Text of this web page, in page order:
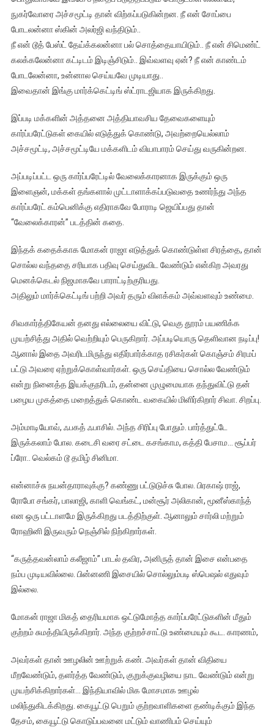
நுகர்வோரை அச்சமூட்டி தான் விற்கப்படுகின்றன. நீ என் சோப்பை
போடலன்னா ஸ்கின் அலர்ஜி வந்திடும்..
நீ என் டூத் பேஸ்ட் தேய்க்கலன்னா பல் சொத்தையாயிடும்.. நீ என் சிமெண்ட்
கலக்கலேன்னா கட்டிடம் இடிஞ்சிடும்.. இவ்வளவு ஏன்? நீ என் காண்டம்
போடலேன்னா, உன்னால செய்யவே முடியாது..
இவைதான் இங்கு மார்க்கெட்டிங் ஸ்ட்ராடஜியாக இருக்கிறது.
இப்படி மக்களின் அத்தனை அத்தியாவசிய தேவைகளையும்
கார்ப்பரேட்டுகள் கையில் எடுத்துக் கொண்டு, அவற்றையெல்லாம்
அச்சமூட்டி, அச்சமூட்டியே மக்களிடம் வியாபாரம் செய்து வருகின்றன.
அப்படிப்பட்ட ஒரு கார்ப்பரேட்டில் வேலைக்காரனாக இருக்கும் ஒரு
இளைஞன், மக்கள் தங்களால் முட்டாளாக்கப்படுவதை உணர்ந்து அந்த
கார்ப்பரேட் கம்பெனிக்கு எதிராகவே போராடி ஜெயிப்பது தான்
“வேலைக்காரன்” படத்தின் கதை.
இந்தக் கதைக்காக மோகன் ராஜா எடுத்துக் கொண்டுள்ள சிரத்தை, தான்
சொல்ல வந்ததை சரியாக பதிவு செய்துவிட வேண்டும் என்கிற அவரது
மெனக்கெடல் நிஜமாகவே பாராட்டிற்குரியது.
அதிலும் மார்க்கெட்டிங் பற்றி அவர் தரும் விளக்கம் அவ்வளவும் உண்மை.
சிவகார்த்திகேயன் தனது எல்லையை விட்டு, வெகு தூரம் பயணிக்க
முயற்சித்து அதில் வெற்றியும் பெருகிறார். அப்படியொரு தெளிவான நடிப்பு!
ஆனால் இதை அவரிடமிருந்து எதிர்பார்க்காத ரசிகர்கள் கொஞ்சம் சிரமப்
பட்டு அவரை ஏற்றுக்கொள்வார்கள். ஒரு செய்தியை சொல்ல வேண்டும்
என்று நினைத்த இயக்குநரிடம், தன்னை முழுமையாக தந்துவிட்டு தன்
பழைய முகத்தை மறைத்துக் கொண்ட வகையில் மிளிர்கிறார் சிவா. சிறப்பு.
அம்மாடியோவ், ஃபகத் ஃபாசில். அந்த சிரிப்பு போதும். பார்த்துட்டே
இருக்கலாம் போல. கடைசி வரை சட்டை கசங்காம, கத்தி பேசாம… சூப்பர்
ப்ரோ.. வெல்கம் டூ தமிழ் சினிமா.
என்னாச்சு நயன்தாராவுக்கு? கண்ணு பட்டுடுச்சு போல. பிரகாஷ் ராஜ்,
ரோபோ சங்கர், பாலாஜி, காளி வெங்கட், மன்சூர் அலிகான், மூனீஸ்காந்த்
என ஒரு பட்டாளமே இருக்கிறது படத்திற்குள். ஆனாலும் சார்லி மற்றும்
ரோஹினி இருவரும் நெஞ்சில் நிற்கிறார்கள்.
“கருத்தவன்லாம் கலீஜாம்” பாடல் தவிர, அனிருத் தான் இசை என்பதை
நம்ப முடியவில்லை. பின்னணி இசையில் சொல்லும்படி ஸ்பெஷல் எதுவும்
இல்லை.
மோகன் ராஜா மிகத் தைரியமாக ஒட்டுமோத்த கார்ப்பரேட்டுகளின் மீதும்
குற்றம் சுமத்தியிருக்கிறார். அந்த குற்றச்சாட்டு உண்மையும் கூட. காரணம்,
அவர்கள் தான் ஊழலின் ஊற்றுக் கண். அவர்கள் தான் விதியை
மீறவேண்டும், தளர்த்த வேண்டும், குறுக்குவழியை நாட வேண்டும் என்று
முயற்சிக்கிறார்கள்… இந்தியாவில் மிக மோசமாக ஊழல்
மலிந்துகிடக்கிறது. கையூட்டு பெறும் குற்றவாளிகளை தண்டிக்கும் இந்த
தேசம், கையூட்டு கொடுப்பவனை மட்டும் வாணிபம் செய்யும்